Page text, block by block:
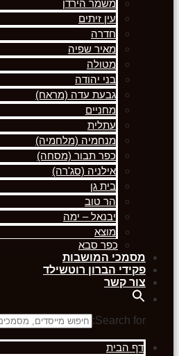
משמר הירדן
עין זיתים
חדרה
מאיר שפיה
מטולה
בני יהודה
גבעת עדה (מראח)
מחניים
עתלית
מנחמיה (מלחמיה)
כפר תבור (מסחה)
אילניה (סג'רה)
בית גן
הר טוב
יבנאל – ימה
מוצא
כפר סבא
מסמכי המושבות
פקידי הברון רוטשילד
צור קשר
Search for:
דף הבית